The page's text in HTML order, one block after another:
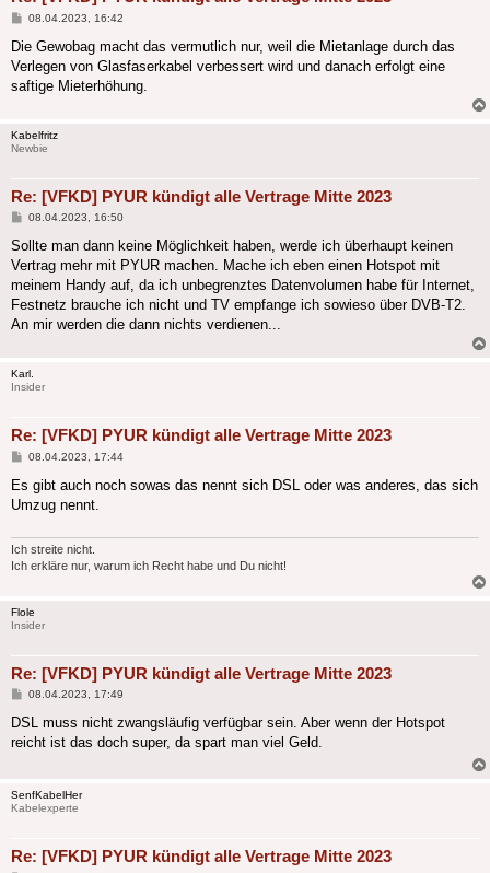
Beitrag
08.04.2023, 16:42
Die Gewobag macht das vermutlich nur, weil die Mietanlage durch das
Verlegen von Glasfaserkabel verbessert wird und danach erfolgt eine
saftige Mieterhöhung.
Kabelfritz
Newbie
Re: [VFKD] PYUR kündigt alle Vertrage Mitte 2023
Beitrag
08.04.2023, 16:50
Sollte man dann keine Möglichkeit haben, werde ich überhaupt keinen
Vertrag mehr mit PYUR machen. Mache ich eben einen Hotspot mit
meinem Handy auf, da ich unbegrenztes Datenvolumen habe für Internet,
Festnetz brauche ich nicht und TV empfange ich sowieso über DVB-T2.
An mir werden die dann nichts verdienen...
Karl.
Insider
Re: [VFKD] PYUR kündigt alle Vertrage Mitte 2023
Beitrag
08.04.2023, 17:44
Es gibt auch noch sowas das nennt sich DSL oder was anderes, das sich
Umzug nennt.
Ich streite nicht.
Ich erkläre nur, warum ich Recht habe und Du nicht!
Flole
Insider
Re: [VFKD] PYUR kündigt alle Vertrage Mitte 2023
Beitrag
08.04.2023, 17:49
DSL muss nicht zwangsläufig verfügbar sein. Aber wenn der Hotspot
reicht ist das doch super, da spart man viel Geld.
SenfKabelHer
Kabelexperte
Re: [VFKD] PYUR kündigt alle Vertrage Mitte 2023